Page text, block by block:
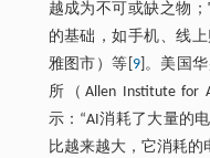
越成为不可或缺之物
的基础，如手机、线
雅图市）等[ 9]。美国
所（Allen Institute for
示：“AI消耗了大量的
比越来越大，它消耗的